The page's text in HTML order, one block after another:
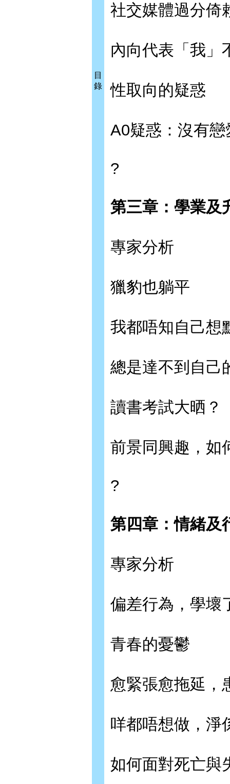
目
錄
社交媒體過分倚
內向代表「我」
性取向的疑惑
A0疑惑：沒有
?
第三章：學業及
專家分析
獵豹也躺平
我都唔知自己想
總是達不到自己
讀書考試大晒？
前景同興趣，如
?
第四章：情緒及
專家分析
偏差行為，學壞
青春的憂鬱
愈緊張愈拖延，
咩都唔想做，淨
如何面對死亡與